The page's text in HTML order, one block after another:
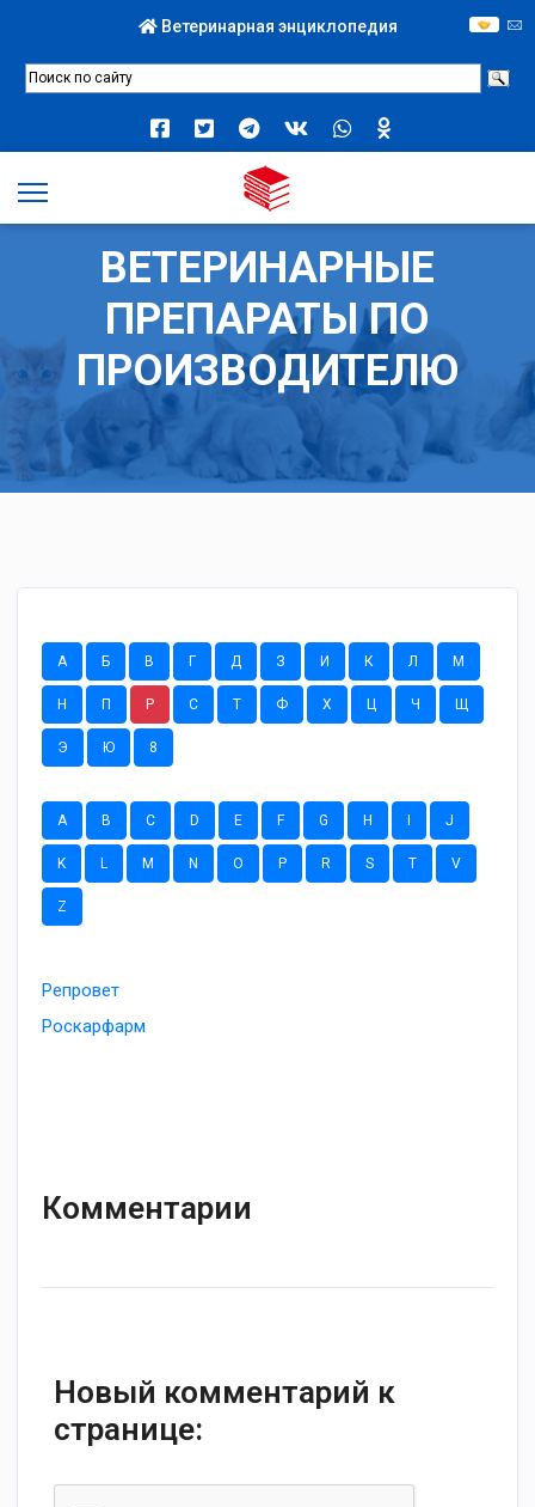
Ветеринарная энциклопедия
ВЕТЕРИНАРНЫЕ
ПРЕПАРАТЫ ПО
ПРОИЗВОДИТЕЛЮ
А Б В Г Д З И К Л М
Н П Р С Т Ф Х Ц Ч Щ
Э Ю 8
A B C D E F G H J
K L M N O P R S T V
Z
Репровет
Роскарфарм
Комментарии
Новый комментарий к
странице: